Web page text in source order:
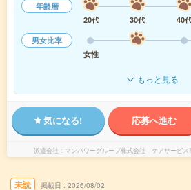
年齢層
20代
30代 40
男女比率
女性
もっと見る
気になる! 応募へ進む
派遣会社 マンパワーグループ株式会社 ケアサービス
未読 掲載日 2026/08/02